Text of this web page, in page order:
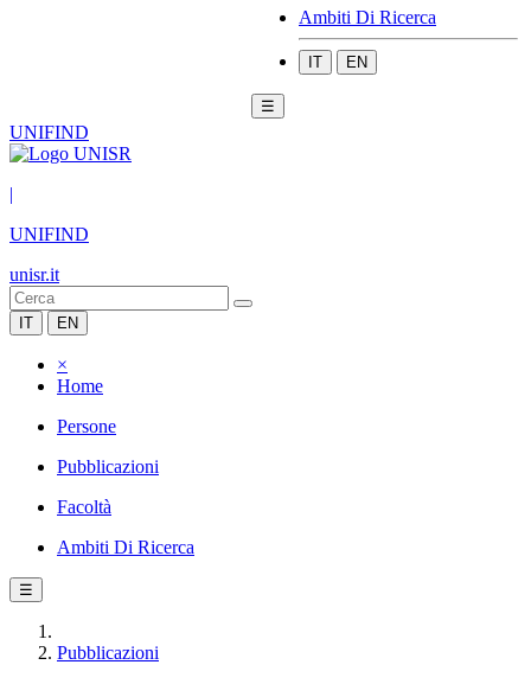
Ambiti Di Ricerca
IT EN
☰
UNIFIND
|
UNIFIND
unisr.it
IT EN
×
Home
Persone
Pubblicazioni
Facoltà
Ambiti Di Ricerca
☰
Pubblicazioni